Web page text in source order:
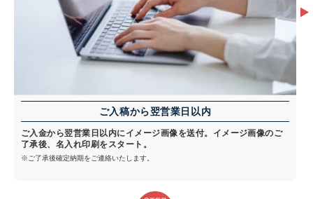
ご入稿から翌営業日以内
ご入金から翌営業日以内にイメージ画像を送付。イメージ画像のご
了承後、名入れ印刷をスタート。
※ご了承後確定納期をご連絡いたします。